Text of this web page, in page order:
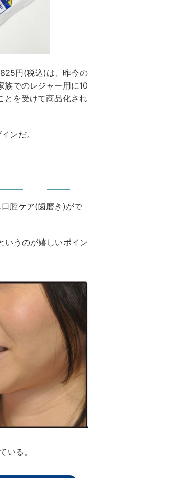
円(税込)は、昨今の
族でのレジャー用に10
とを受けて商品化され
ンだ。
腔ケア(歯磨き)がで
いうのが嬉しいポイン
いる。